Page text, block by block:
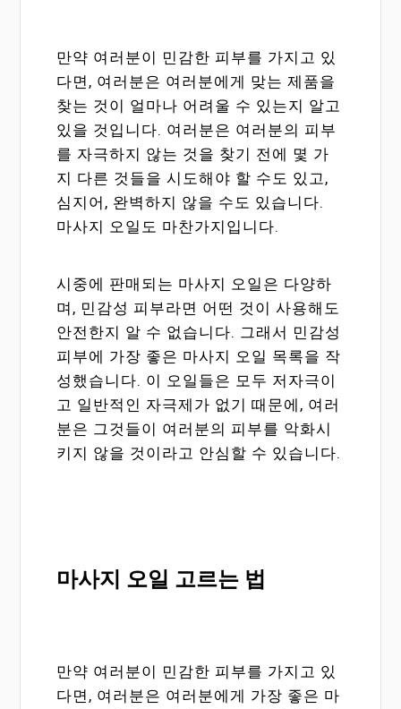
만약 여러분이 민감한 피부를 가지고 있
다면, 여러분은 여러분에게 맞는 제품을
찾는 것이 얼마나 어려울 수 있는지 알고
있을 것입니다. 여러분은 여러분의 피부
를 자극하지 않는 것을 찾기 전에 몇 가
지 다른 것들을 시도해야 할 수도 있고,
심지어, 완벽하지 않을 수도 있습니다.
마사지 오일도 마찬가지입니다.
시중에 판매되는 마사지 오일은 다양하
며, 민감성 피부라면 어떤 것이 사용해도
안전한지 알 수 없습니다. 그래서 민감성
피부에 가장 좋은 마사지 오일 목록을 작
성했습니다. 이 오일들은 모두 저자극이
고 일반적인 자극제가 없기 때문에, 여러
분은 그것들이 여러분의 피부를 악화시
키지 않을 것이라고 안심할 수 있습니다.
마사지 오일 고르는 법
만약 여러분이 민감한 피부를 가지고 있
다면, 여러분은 여러분에게 가장 좋은 마